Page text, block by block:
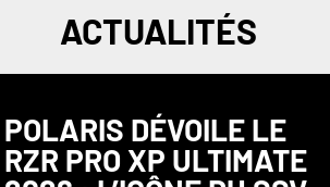
ACTUALITÉS
POLARIS DÉVOILE LE
RZR PRO XP ULTIMATE